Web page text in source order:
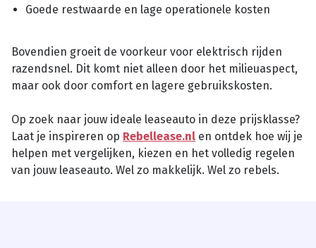
Goede restwaarde en lage operationele kosten
Bovendien groeit de voorkeur voor elektrisch rijden
razendsnel. Dit komt niet alleen door het milieuaspect,
maar ook door comfort en lagere gebruikskosten.
Op zoek naar jouw ideale leaseauto in deze prijsklasse?
Laat je inspireren op Rebellease.nl en ontdek hoe wij je
helpen met vergelijken, kiezen en het volledig regelen
van jouw leaseauto. Wel zo makkelijk. Wel zo rebels.